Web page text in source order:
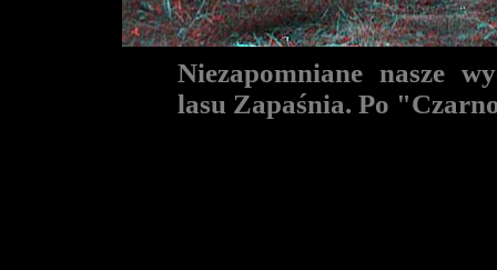
Niezapomniane nasze
lasu Zapaśnia. Po